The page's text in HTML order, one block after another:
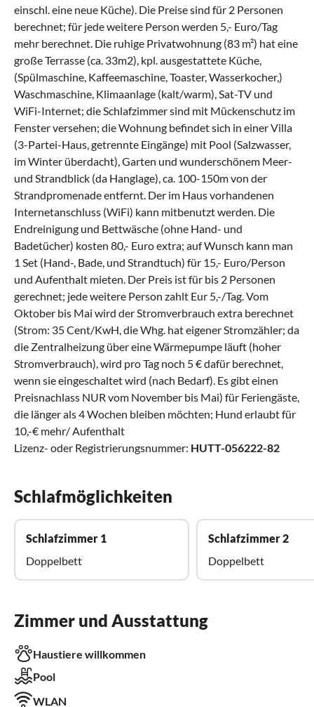
einschl. eine neue Küche). Die Preise sind für 2 Personen
berechnet; für jede weitere Person werden 5,- Euro/Tag
mehr berechnet. Die ruhige Privatwohnung (83 m²) hat eine
große Terrasse (ca. 33m2), kpl. ausgestattete Küche,
(Spülmaschine, Kaffeemaschine, Toaster, Wasserkocher,)
Waschmaschine, Klimaanlage (kalt/warm), Sat-TV und
WiFi-Internet; die Schlafzimmer sind mit Mückenschutz im
Fenster versehen; die Wohnung befindet sich in einer Villa
(3-Partei-Haus, getrennte Eingänge) mit Pool (Salzwasser,
im Winter überdacht), Garten und wunderschönem Meer-
und Strandblick (da Hanglage), ca. 100-150m von der
Strandpromenade entfernt. Der im Haus vorhandenen
Internetanschluss (WiFi) kann mitbenutzt werden. Die
Endreinigung und Bettwäsche (ohne Hand- und
Badetücher) kosten 80,- Euro extra; auf Wunsch kann man
1 Set (Hand-, Bade, und Strandtuch) für 15,- Euro/Person
und Aufenthalt mieten. Der Preis ist für bis 2 Personen
gerechnet; jede weitere Person zahlt Eur 5,-/Tag. Vom
Oktober bis Mai wird der Stromverbrauch extra berechnet
(Strom: 35 Cent/KwH, die Whg. hat eigener Stromzähler; da
die Zentralheizung über eine Wärmepumpe läuft (hoher
Stromverbrauch), wird pro Tag noch 5 € dafür berechnet,
wenn sie eingeschaltet wird (nach Bedarf). Es gibt einen
Preisnachlass NUR vom November bis Mai) für Feriengäste,
die länger als 4 Wochen bleiben möchten; Hund erlaubt für
10,-€ mehr/ Aufenthalt
Lizenz- oder Registrierungsnummer: HUTT-056222-82
Schlafmöglichkeiten
Schlafzimmer 1
Doppelbett
Schlafzimmer 2
Doppelbett
Zimmer und Ausstattung
Haustiere willkommen
Pool
WLAN